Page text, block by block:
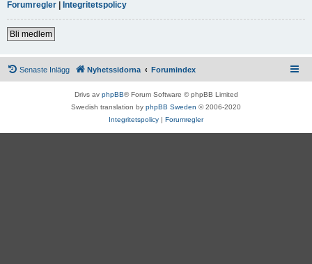
Forumregler | Integritetspolicy
Bli medlem
Senaste Inlägg Nyhetssidorna Forumindex
Drivs av phpBB® Forum Software © phpBB Limited
Swedish translation by phpBB Sweden © 2006-2020
Integritetspolicy | Forumregler